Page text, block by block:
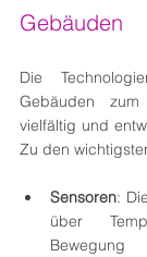
Gebäuden
Die
Gebäuden
vielfältig und
Zu den
Sensoren:
über